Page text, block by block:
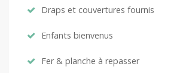
Draps et couvertures fournis
Enfants bienvenus
Fer & planche à repasser